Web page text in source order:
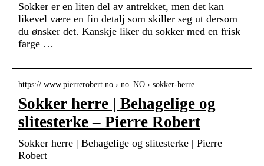
Sokker er en liten del av antrekket, men det kan
likevel være en fin detalj som skiller seg ut dersom
du ønsker det. Kanskje liker du sokker med en frisk
farge …
https:// www.pierrerobert.no › no_NO › sokker-herre
Sokker herre | Behagelige og
slitesterke – Pierre Robert
Sokker herre | Behagelige og slitesterke | Pierre
Robert